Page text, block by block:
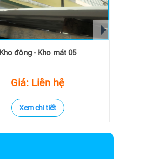
Kho đông - Kho mát 05
Giá: Liên hệ
Xem chi tiết
next